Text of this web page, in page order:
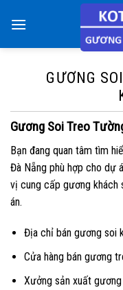
GƯƠNG
Gương Soi Treo
Bạn đang quan tâm tìm
Đà Nẵng phù hợp cho dự
vị cung cấp gương khách
án.
Địa chỉ bán gương soi
Cửa hàng bán gương
Xưởng sản xuất